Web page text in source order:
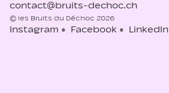
contact@bruits-dechoc.ch
© les Bruits du Déchoc 2026
Instagram Facebook LinkedIn